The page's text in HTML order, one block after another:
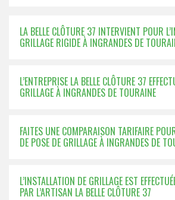
LA BELLE CLÔTURE 37 INTERVIENT POUR
GRILLAGE RIGIDE À INGRANDES DE
L’ENTREPRISE LA BELLE CLÔTURE 37
GRILLAGE À INGRANDES DE TOURAINE
FAITES UNE COMPARAISON TARIFAIRE
DE POSE DE GRILLAGE À INGRANDES DE
L’INSTALLATION DE GRILLAGE EST
PAR L’ARTISAN LA BELLE CLÔTURE 37